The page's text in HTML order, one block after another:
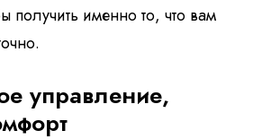
получить именно то, что вам
управление,